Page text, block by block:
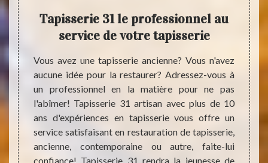
le
Tapisserie 31 le professionnel au
service de votre tapisserie
Vous avez une tapisserie ancienne? Vous n'avez
aucune idée pour la restaurer? Adressez-vous à
un professionnel en la matière pour ne pas
l'abîmer! Tapisserie 31 artisan avec plus de 10
ans d'expériences en tapisserie vous offre un
service satisfaisant en restauration de tapisserie,
ancienne, contemporaine ou autre, faite-lui
confiance! Tapisserie 31 rendra la jeunesse de
31
qui